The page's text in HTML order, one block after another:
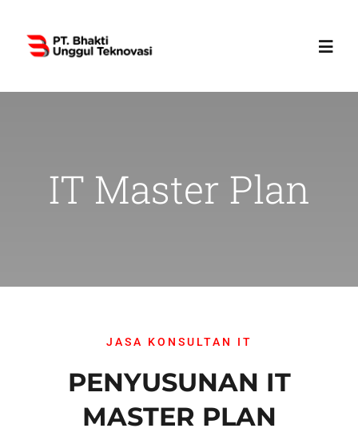
content
IT Master Plan
JASA KONSULTAN IT
PENYUSUNAN IT
MASTER PLAN